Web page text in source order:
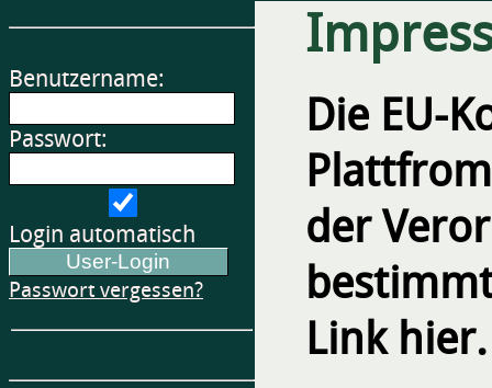
Benutzername:
Passwort:
Login automatisch
Passwort vergessen?
Die EU-
der
Link hier.